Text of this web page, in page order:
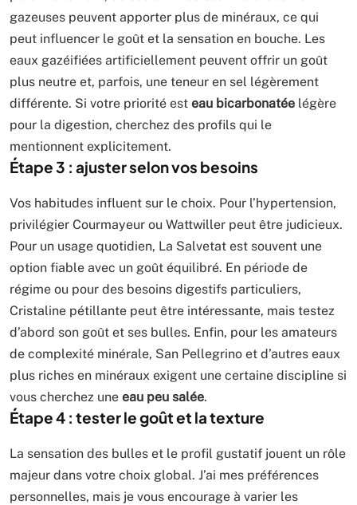
gazeuses peuvent apporter plus de minéraux, ce qui
peut influencer le goût et la sensation en bouche. Les
eaux gazéifiées artificiellement peuvent offrir un goût
plus neutre et, parfois, une teneur en sel légèrement
différente. Si votre priorité est eau bicarbonatée légère
pour la digestion, cherchez des profils qui le
mentionnent explicitement.
Étape 3 : ajuster selon vos besoins
Vos habitudes influent sur le choix. Pour l’hypertension,
privilégier Courmayeur ou Wattwiller peut être judicieux.
Pour un usage quotidien, La Salvetat est souvent une
option fiable avec un goût équilibré. En période de
régime ou pour des besoins digestifs particuliers,
Cristaline pétillante peut être intéressante, mais testez
d’abord son goût et ses bulles. Enfin, pour les amateurs
de complexité minérale, San Pellegrino et d’autres eaux
plus riches en minéraux exigent une certaine discipline si
vous cherchez une eau peu salée.
Étape 4 : tester le goût et la texture
La sensation des bulles et le profil gustatif jouent un rôle
majeur dans votre choix global. J’ai mes préférences
personnelles, mais je vous encourage à varier les